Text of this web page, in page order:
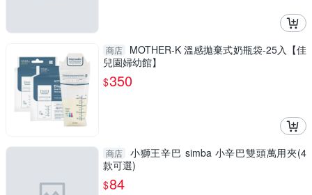
商店
MOTHER-K 溫感拋棄式奶瓶袋-25入【佳
兒園婦幼館】
$350
商店
小獅王辛巴 simba 小辛巴雙頭萬用夾(4
款可選)
$84